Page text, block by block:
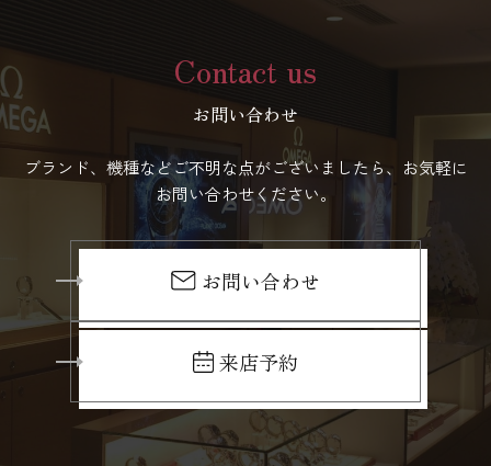
Contact us
お問い合わせ
ブランド、機種などご不明な点がございましたら、お気軽に
お問い合わせください。
お問い合わせ
来店予約